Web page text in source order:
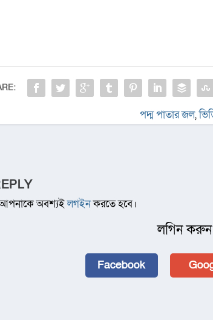
পদ্ম পাতার জল,
আপনাকে অবশ্যইলগইনকরতে হবে।
লগিন
Facebook